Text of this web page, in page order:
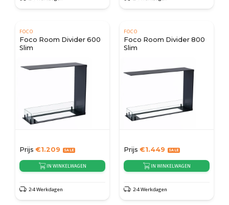
FOCO
Foco Room Divider 600
Slim
Prijs €1.209
IN WINKELWAGEN
2-4 Werkdagen
FOCO
Foco Room Divider 800
Slim
Prijs €1.449
IN WINKELWAGEN
2-4 Werkdagen